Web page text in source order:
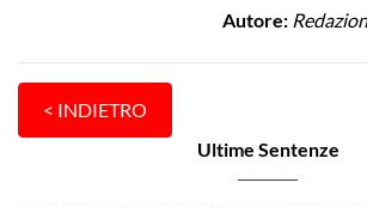
Autore:
Ultime Sentenze